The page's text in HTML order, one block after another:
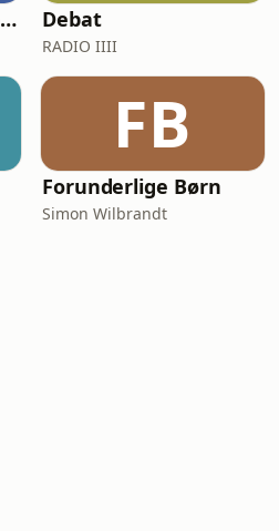
Sound of Green - Stories from Denmark's green transition Debat
RADIO IIII
FB
Forunderlige Børn
Simon Wilbrandt